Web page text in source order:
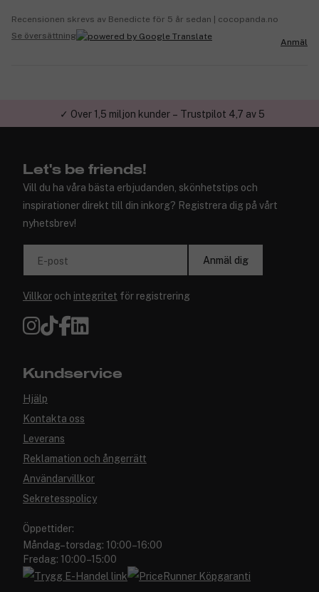
Recensionen skrevs av Benedicte för 5 år sedan | cocopanda.no
Se översättning
Anmäl
✓ Över 1,5 miljon kunder – Trustpilot 4,7 av 5
Let's be friends!
Vill du ha våra bästa erbjudanden, skönhetstips och
inspirationer direkt till din inkorg? Registrera dig på vårt
nyhetsbrev!
E-post Anmäl dig
Villkor och integritet för registrering
Kundservice
Hjälp
Kontakta oss
Leverans
Reklamation och ångerrätt
Användarvillkor
Sekretesspolicy
Öppettider:
Måndag–torsdag: 10:00–16:00
Fredag: 10:00–15:00